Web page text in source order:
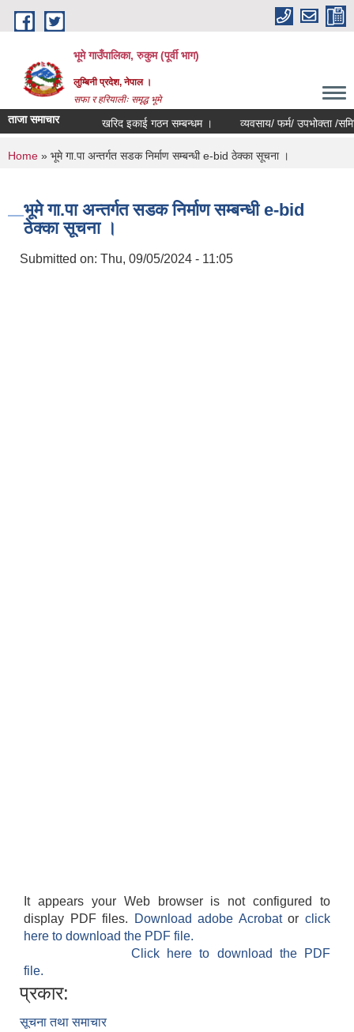
Skip to main content
भूमे गाउँपालिका, रुकुम (पूर्वी भाग)
लुम्बिनी प्रदेश, नेपाल ।
सफा र हरियालीः समृद्ध भूमे
ताजा समाचार खरिद इकाई गठन सम्बन्धम । व्यवसाय/ फर्म/ उपभोक्ता /समिति/
You are here
Home » भूमे गा.पा अन्तर्गत सडक निर्माण सम्बन्धी e-bid ठेक्का सूचना ।
भूमे गा.पा अन्तर्गत सडक निर्माण सम्बन्धी e-bid
ठेक्का सूचना ।
Submitted on: Thu, 09/05/2024 - 11:05
It appears your Web browser is not configured to
display PDF files.
Download adobe Acrobatorclick
here to download the PDF file.
Click here to download the PDF
file.
प्रकार:
सूचना तथा समाचार